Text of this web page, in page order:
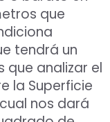
que
tendrá un
que analizar el
la Superficie
nos dará